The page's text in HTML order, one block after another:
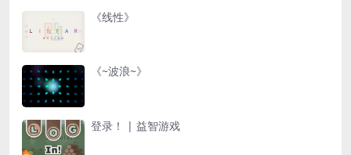
《线性》
《~波浪~》
登录！ | 益智游戏